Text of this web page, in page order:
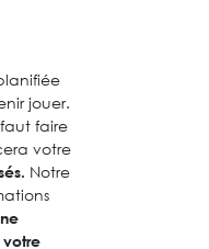
jouer.
faire
votre
Notre
votre